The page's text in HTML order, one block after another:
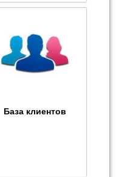
База клиентов